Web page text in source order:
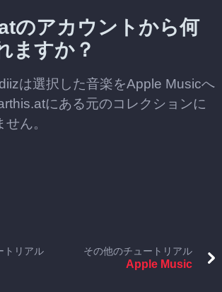
のアカウントから何
ますか？
は選択した音楽をApple Musicへ
にある元のコレクションに
ん。
トリアル その他のチュートリアル
Apple Music